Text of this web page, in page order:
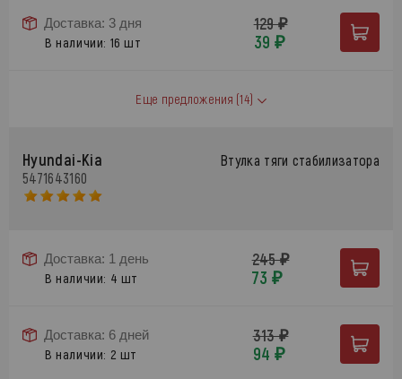
Доставка: 3 дня
В наличии: 16 шт
129 ₽
39 ₽
Еще предложения (14)
Hyundai-Kia
5471643160
Втулка тяги стабилизатора
Доставка: 1 день
В наличии: 4 шт
245 ₽
73 ₽
Доставка: 6 дней
В наличии: 2 шт
313 ₽
94 ₽